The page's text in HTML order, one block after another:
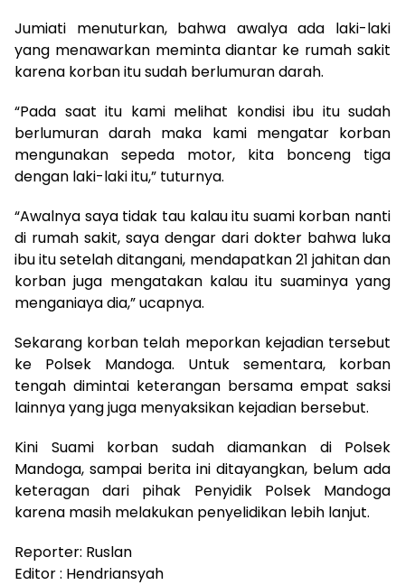
Jumiati menuturkan, bahwa awalya ada laki-laki
yang menawarkan meminta diantar ke rumah sakit
karena korban itu sudah berlumuran darah.
“Pada saat itu kami melihat kondisi ibu itu sudah
berlumuran darah maka kami mengatar korban
mengunakan sepeda motor, kita bonceng tiga
dengan laki-laki itu,” tuturnya.
“Awalnya saya tidak tau kalau itu suami korban nanti
di rumah sakit, saya dengar dari dokter bahwa luka
ibu itu setelah ditangani, mendapatkan 21 jahitan dan
korban juga mengatakan kalau itu suaminya yang
menganiaya dia,” ucapnya.
Sekarang korban telah meporkan kejadian tersebut
ke Polsek Mandoga. Untuk sementara, korban
tengah dimintai keterangan bersama empat saksi
lainnya yang juga menyaksikan kejadian bersebut.
Kini Suami korban sudah diamankan di Polsek
Mandoga, sampai berita ini ditayangkan, belum ada
keteragan dari pihak Penyidik Polsek Mandoga
karena masih melakukan penyelidikan lebih lanjut.
Reporter: Ruslan
Editor : Hendriansyah